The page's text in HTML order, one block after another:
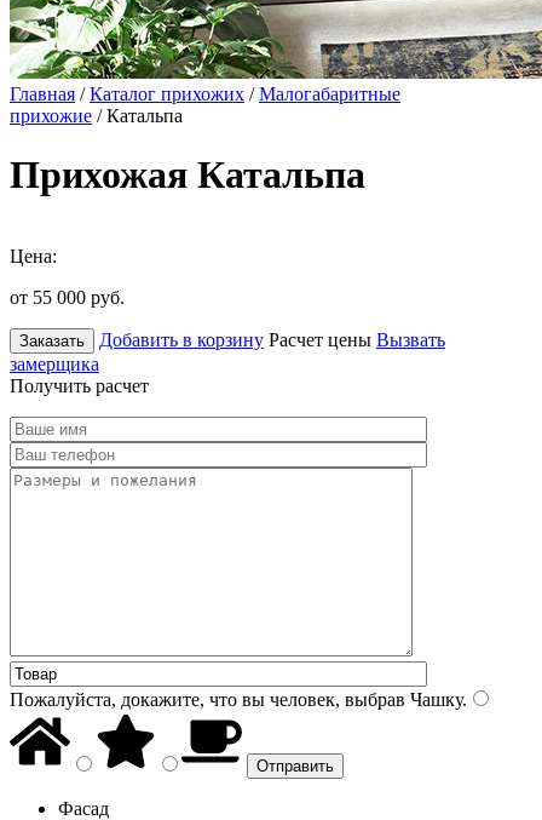
Главная /Каталог прихожих /Малогабаритные
прихожие / Катальпа
Прихожая Катальпа
Цена:
от 55 000 руб.
Заказать Добавить в корзину Расчет цены Вызвать
замерщика
Получить расчет
Пожалуйста, докажите, что вы человек, выбрав Чашку.
Фасад